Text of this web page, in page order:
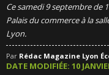
Ce samedi 9 septembre de
Palais du commerce à la
Lyon.
Par Rédac Magazine Lyon
DATE MODIFIÉE: 10